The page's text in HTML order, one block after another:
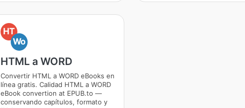
HT
Wo
HTML a WORD
Convertir HTML a WORD eBooks en
línea gratis. Calidad HTML a WORD
eBook convertion at EPUB.to —
conservando capítulos, formato y